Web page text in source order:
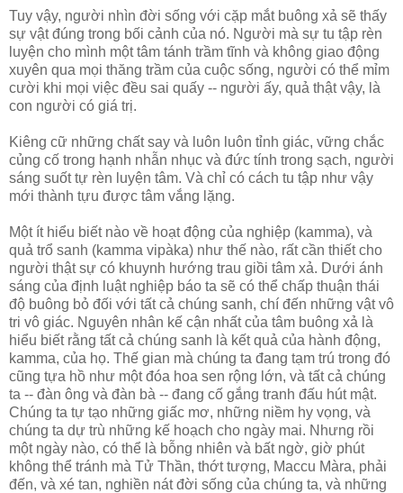
Tuy vậy, người nhìn đời sống với cặp mắt buông xả sẽ thấy
sự vật đúng trong bối cảnh của nó. Người mà sự tu tập rèn
luyện cho mình một tâm tánh trầm tĩnh và không giao động
xuyên qua mọi thăng trầm của cuộc sống, người có thể mỉm
cười khi mọi việc đều sai quấy -- người ấy, quả thật vậy, là
con người có giá trị.
Kiêng cữ những chất say và luôn luôn tỉnh giác, vững chắc
củng cố trong hạnh nhẫn nhục và đức tính trong sạch, người
sáng suốt tự rèn luyện tâm. Và chỉ có cách tu tập như vậy
mới thành tựu được tâm vắng lặng.
Một ít hiểu biết nào về hoạt động của nghiệp (kamma), và
quả trổ sanh (kamma vipàka) như thế nào, rất cần thiết cho
người thật sự có khuynh hướng trau giồi tâm xả. Dưới ánh
sáng của định luật nghiệp báo ta sẽ có thể chấp thuận thái
độ buông bỏ đối với tất cả chúng sanh, chí đến những vật vô
tri vô giác. Nguyên nhân kế cận nhất của tâm buông xả là
hiểu biết rằng tất cả chúng sanh là kết quả của hành động,
kamma, của họ. Thế gian mà chúng ta đang tạm trú trong đó
cũng tựa hồ như một đóa hoa sen rộng lớn, và tất cả chúng
ta -- đàn ông và đàn bà -- đang cố gắng tranh đấu hút mật.
Chúng ta tự tạo những giấc mơ, những niềm hy vọng, và
chúng ta dự trù những kế hoạch cho ngày mai. Nhưng rồi
một ngày nào, có thể là bỗng nhiên và bất ngờ, giờ phút
không thể tránh mà Tử Thần, thớt tượng, Maccu Màra, phải
đến, và xé tan, nghiền nát đời sống của chúng ta, và những